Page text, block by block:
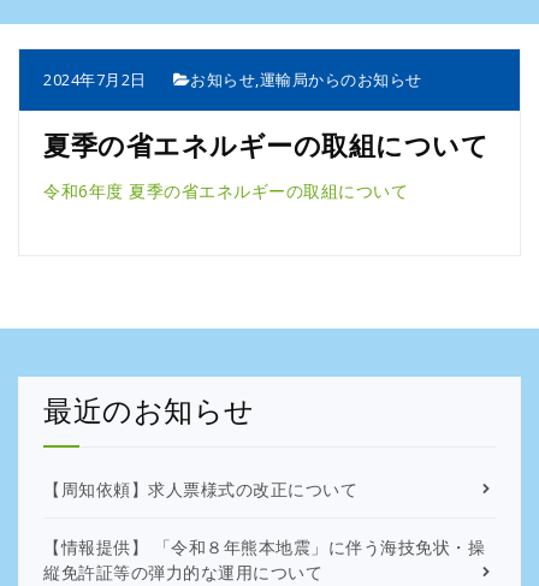
2024年7月2日 お知らせ,運輸局からのお知らせ
夏季の省エネルギーの取組について
令和6年度 夏季の省エネルギーの取組について
最近のお知らせ
【周知依頼】求人票様式の改正について
【情報提供】 「令和８年熊本地震」に伴う海技免状・操
縦免許証等の弾力的な運用について